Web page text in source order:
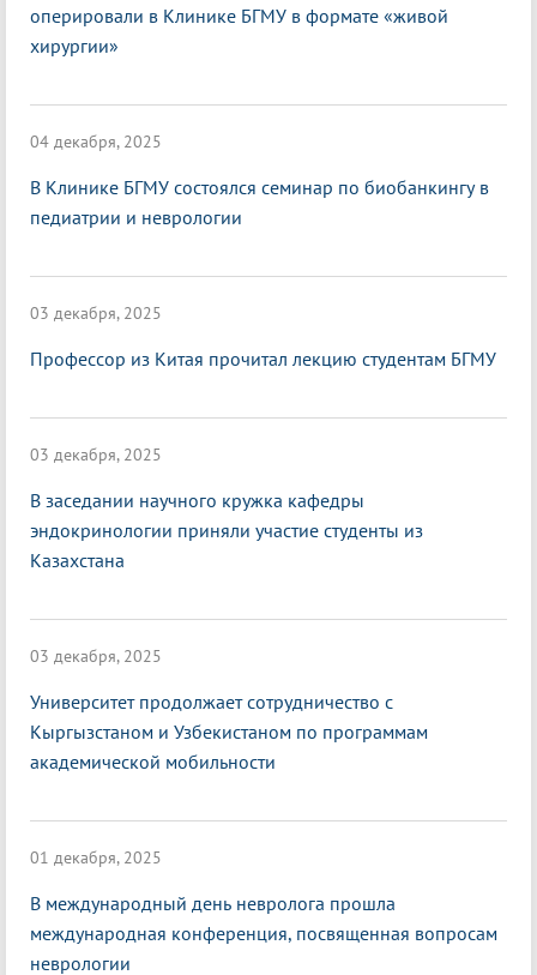
оперировали в Клинике БГМУ в формате «живой
хирургии»
04 декабря, 2025
В Клинике БГМУ состоялся семинар по биобанкингу в
педиатрии и неврологии
03 декабря, 2025
Профессор из Китая прочитал лекцию студентам БГМУ
03 декабря, 2025
В заседании научного кружка кафедры
эндокринологии приняли участие студенты из
Казахстана
03 декабря, 2025
Университет продолжает сотрудничество с
Кыргызстаном и Узбекистаном по программам
академической мобильности
01 декабря, 2025
В международный день невролога прошла
международная конференция, посвященная вопросам
неврологии